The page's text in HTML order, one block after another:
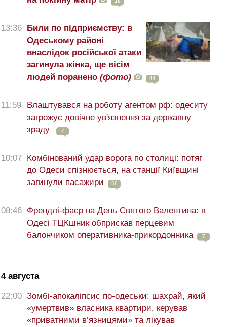
13:36
Били по підприємству: в
Одеському районі
внаслідок російської атаки
загинула жінка, ще вісім
людей поранено (фото) 44
11:59
Влаштувався на роботу агентом рф: одеситу
загрожує довічне ув'язнення за державну
зраду
7
10:07
Комбінований удар ворога по столиці: потяг
до Одеси спізнюється, на станції Київщині
загинули пасажири
56
08:46 Френдлі-фаєр на День Святого Валентина: в
Одесі ТЦКшник обприскав перцевим
балончиком оперативника-прикордонника
7
4 августа
22:00 Зомбі-апокаліпсис по-одеськи: шахрай, який
«умертвив» власника квартири, керував
«приватними в’язницями» та лікував